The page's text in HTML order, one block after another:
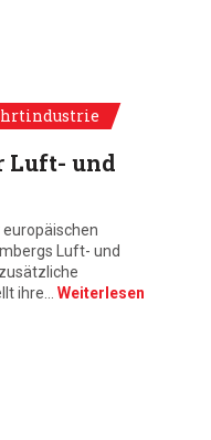
Luft- und
Luft- und
ihre… Weiterlesen